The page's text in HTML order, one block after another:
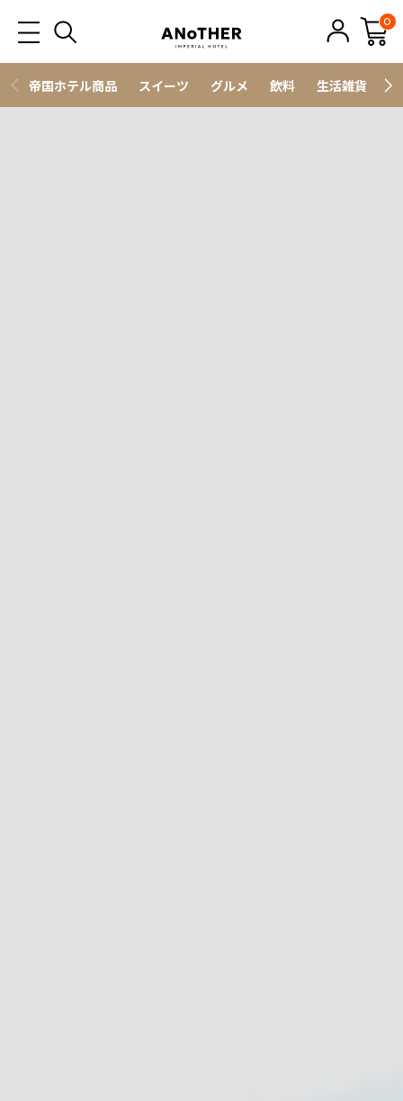
0
帝国ホテル商品 スイーツ グルメ 飲料 生活雑貨